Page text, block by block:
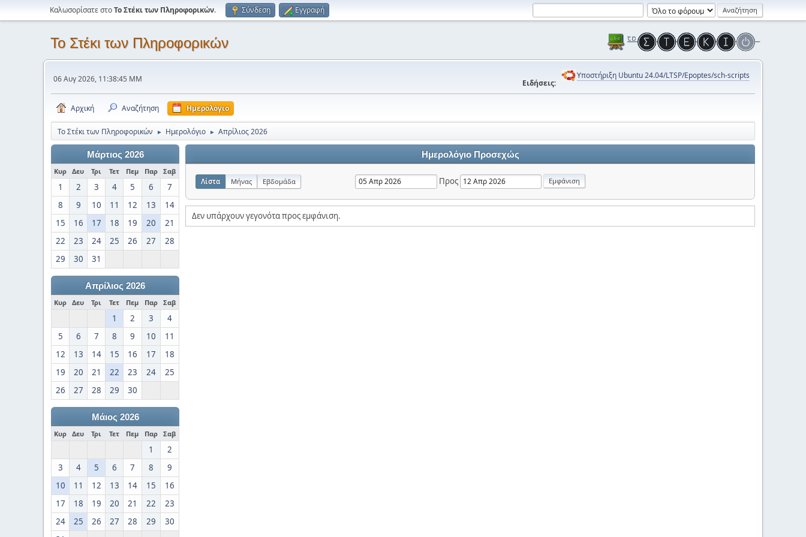
Καλωσορίσατε στοΤο Στέκι των Πληροφορικών. Σύνδεση Εγγραφή
Το Στέκι των Πληροφορικών
06 Αυγ 2026, 11:38:45 ΜΜ Ειδήσεις:
Υποστήριξη Ubuntu 24.04/LTSP/Epoptes/sch-scripts
Αρχική Αναζήτηση Ημερολόγιο
Το Στέκι των Πληροφορικών ► Ημερολόγιο ► Απρίλιος 2026
Μάρτιος 2026
Κυρ Δευ Τρι Τετ Πεμ Παρ Σαβ
1 2 3 4 5 6
7
8
9 10 11 12 13
14
15
16 17 18 19 20
21
22
23 24 25 26 27
28
29
30 31
Απρίλιος 2026
Κυρ Δευ Τρι Τετ Πεμ Παρ Σαβ
1 2 3
4
5
6 7 8 9 10
11
12
13 14 15 16 17
18
19
20 21 22 23 24
25
26
27 28 29 30
Μάιος 2026
Κυρ Δευ Τρι Τετ Πεμ Παρ Σαβ
1
2
3
4 5 6 7 8
9
10
11 12 13 14 15
16
17
18 19 20 21 22
23
24
25 26 27 28 29
30
Ημερολόγιο Προσεχώς
Λίστα Μήνας Εβδομάδα Προς
Δεν υπάρχουν γεγονότα προς εμφάνιση.